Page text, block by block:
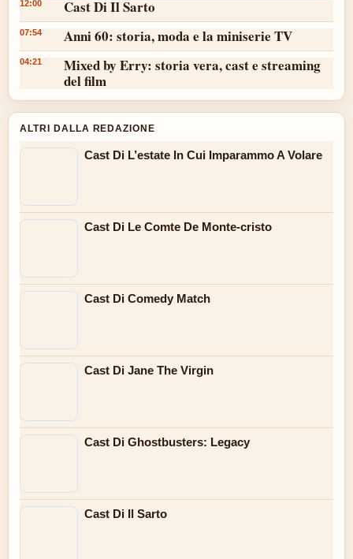
12:00 Cast Di Il Sarto
07:54 Anni 60: storia, moda e la miniserie TV
04:21
Mixed by Erry: storia vera, cast e streaming
del film
ALTRI DALLA REDAZIONE
Cast Di L’estate In Cui Imparammo A Volare
Cast Di Le Comte De Monte-cristo
Cast Di Comedy Match
Cast Di Jane The Virgin
Cast Di Ghostbusters: Legacy
Cast Di Il Sarto